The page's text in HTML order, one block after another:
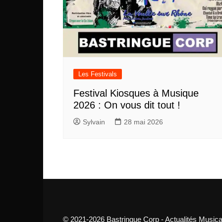
Les Festivals
Festival Kiosques à Musique
2026 : On vous dit tout !
Sylvain 28 mai 2026
© 2021-2026 Bastringue Corp - Actualités